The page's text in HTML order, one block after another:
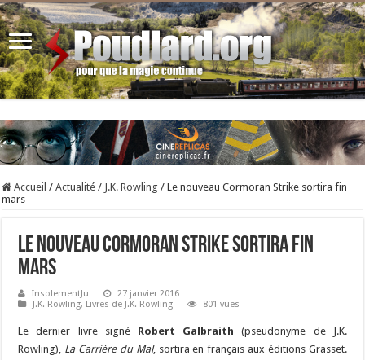
Accueil / Actualité / J.K. Rowling / Le nouveau Cormoran Strike sortira fin
mars
Le nouveau Cormoran Strike sortira fin
mars
InsolementJu
27 janvier 2016
J.K. Rowling, Livres de J.K. Rowling 801 vues
Le dernier livre signé Robert Galbraith (pseudonyme de J.K.
Rowling), La Carrière du Mal, sortira en français aux éditions Grasset.